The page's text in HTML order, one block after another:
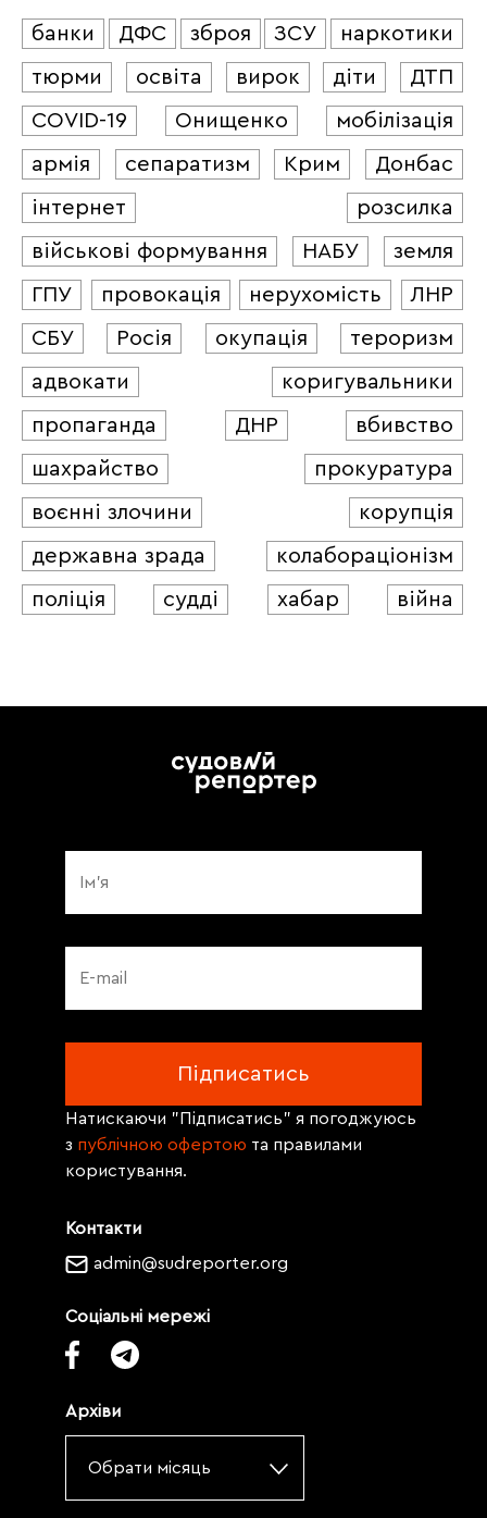
банки ДФС зброя ЗСУ
наркотики
тюрми
освіта вирок діти
ДТП
COVID-19
Онищенко
мобілізація
армія
сепаратизм Крим
Донбас
інтернет
розсилка
військові формування
НАБУ
земля
ГПУ
провокація нерухомість
ЛНР
СБУ
Росія окупація
тероризм
адвокати
коригувальники
пропаганда
ДНР
вбивство
шахрайство
прокуратура
воєнні злочини
корупція
державна зрада
колабораціонізм
поліція
судді хабар війна
Контакти
admin@sudreporter.org
Соціальні мережі
Архіви
Обрати місяць
Натискаючи "Підписатись" я погоджуюсь
з публічною офертою та правилами
користування.